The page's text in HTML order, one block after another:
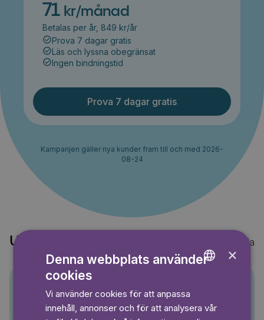
71 kr/månad
Betalas per år, 849 kr/år
Prova 7 dagar gratis
Läs och lyssna obegränsat
Ingen bindningstid
Prova 7 dagar gratis
Kampanjen gäller nya kunder fram till och med 2026-
08-24
Upptäck också Visa alla
×
Denna webbplats använder
cookies
Vi använder cookies för att anpassa
innehåll, annonser och för att analysera vår